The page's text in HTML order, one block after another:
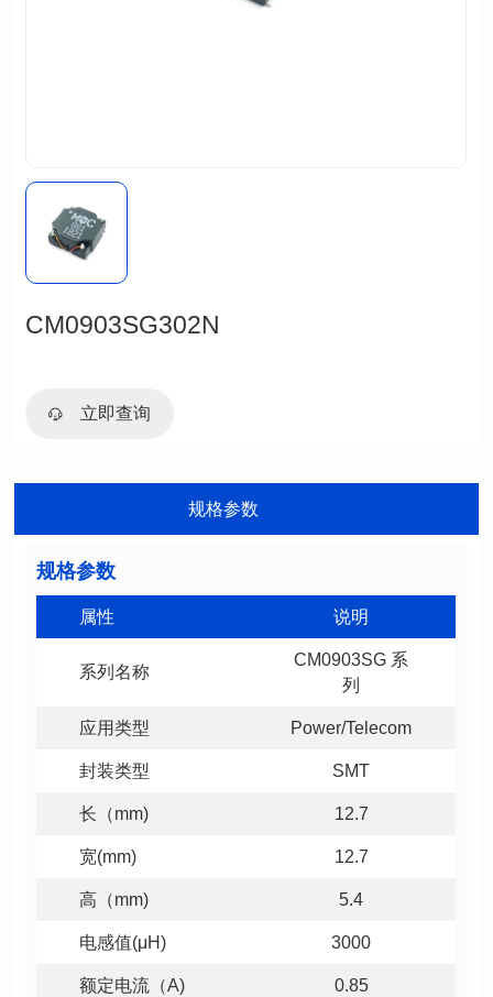
CM0903SG302N
立即查询
规格参数
规格参数
属性 说明
系列名称
列
应用类型 Power/Telecom
封装类型 SMT
长（mm) 12.7
宽(mm) 12.7
高（mm) 5.4
电感值(μH) 3000
额定电流（A) 0.85